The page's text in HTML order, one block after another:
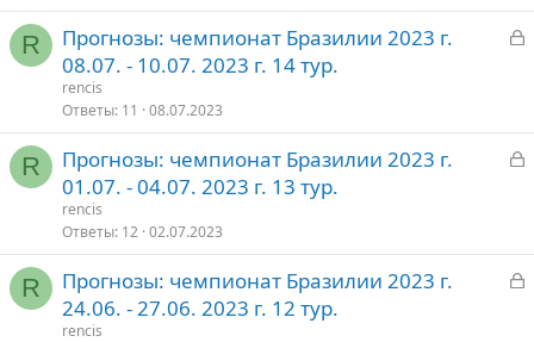
т
R
З
т
Прогнозы: чемпионат Бразилии 2023 г.
08.07. - 10.07. 2023 г. 14 тур.
rencis
Ответы 11 08.07.2023
R
З
т
Прогнозы: чемпионат Бразилии 2023 г.
01.07. - 04.07. 2023 г. 13 тур.
rencis
Ответы 12 02.07.2023
R
З
Прогнозы: чемпионат Бразилии 2023 г.
24.06. - 27.06. 2023 г. 12 тур.
rencis